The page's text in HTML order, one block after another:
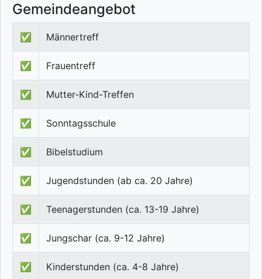
Gemeindeangebot
✅ Männertreff
✅ Frauentreff
✅ Mutter-Kind-Treffen
✅ Sonntagsschule
✅ Bibelstudium
✅ Jugendstunden (ab ca. 20 Jahre)
✅ Teenagerstunden (ca. 13-19 Jahre)
✅ Jungschar (ca. 9-12 Jahre)
✅ Kinderstunden (ca. 4-8 Jahre)